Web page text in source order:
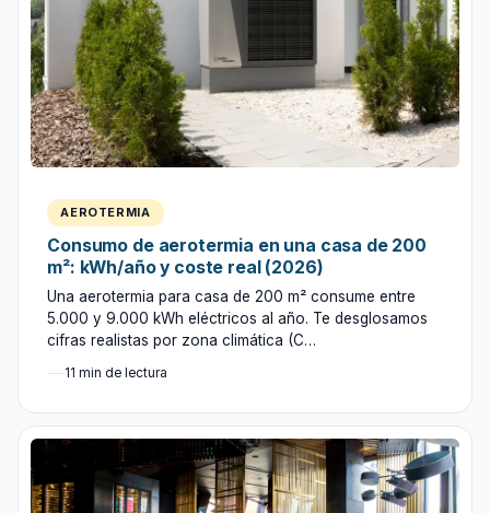
AEROTERMIA
Consumo de aerotermia en una casa de 200
m²: kWh/año y coste real (2026)
Una aerotermia para casa de 200 m² consume entre
5.000 y 9.000 kWh eléctricos al año. Te desglosamos
cifras realistas por zona climática (C…
11 min de lectura